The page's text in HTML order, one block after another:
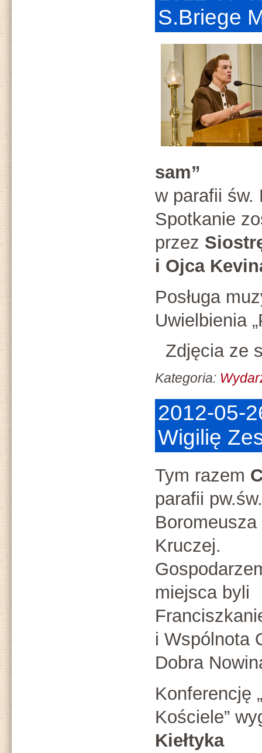
S.Briege
sam”
w parafii św.
Spotkanie
przez
i Ojca
Posługa
Uwielbienia
Zdjęcia ze
Kategoria:
2012-05-
Wigilię
Tym razem
parafii
Kruczej.
miejsca byli
i Wspólnota
Dobra
Konferencję
Kościele”
Kiełtyka